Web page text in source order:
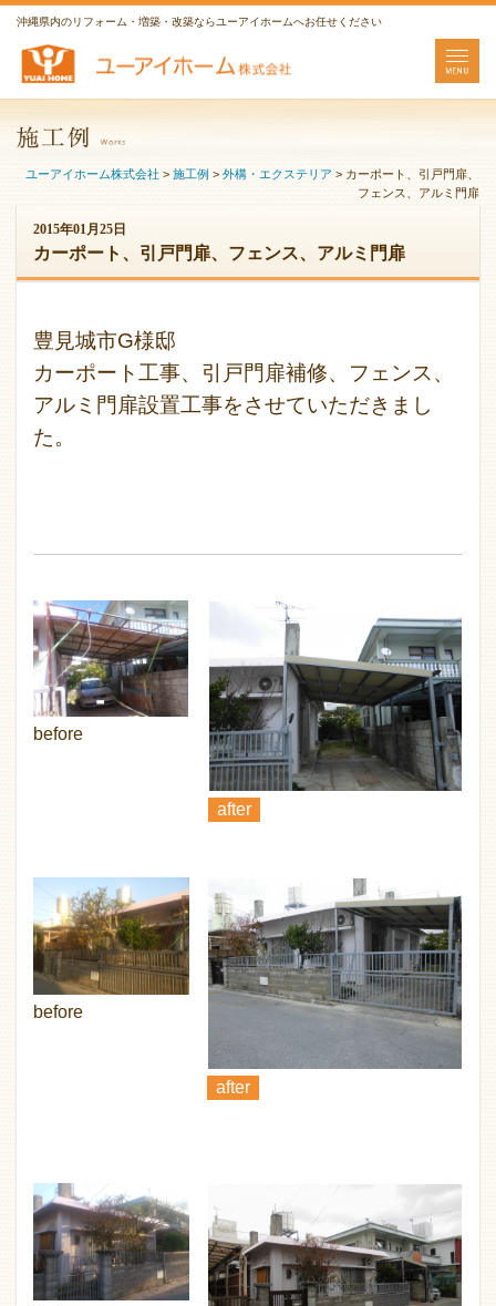
沖縄県内のリフォーム・増築・改築ならユーアイホームへお任せください
ユーアイホーム株式会社 > 施工例 > 外構・エクステリア > カーポート、引戸門扉、
フェンス、アルミ門扉
2015年01月25日
カーポート、引戸門扉、フェンス、アルミ門扉
豊見城市G様邸
カーポート工事、引戸門扉補修、フェンス、
アルミ門扉設置工事をさせていただきまし
た。
before
after
before
after